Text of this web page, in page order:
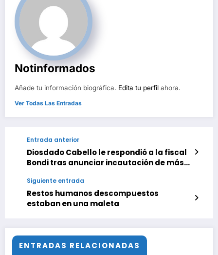
Notinformados
Añade tu información biográfica. Edita tu perfil ahora.
Ver Todas Las Entradas
Entrada anterior
Diosdado Cabello le respondió a la fiscal
Bondi tras anunciar incautación de más
Maduro
Siguiente entrada
Restos humanos descompuestos
estaban en una maleta
ENTRADAS RELACIONADAS